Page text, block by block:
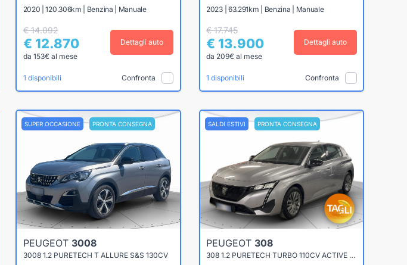
2020 | 120.306km | Benzina | Manuale
€ 14.092
€ 12.870
da 153€ al mese
Dettagli auto
1 disponibili Confronta
2023 | 63.291km | Benzina | Manuale
€ 17.745
€ 13.900
da 209€ al mese
Dettagli auto
1 disponibili Confronta
SUPER OCCASIONE PRONTA CONSEGNA
PEUGEOT 3008
3008 1.2 PURETECH T ALLURE S&S 130CV
SALDI ESTIVI PRONTA CONSEGNA
PEUGEOT 308
308 1.2 PURETECH TURBO 110CV ACTIVE PACK